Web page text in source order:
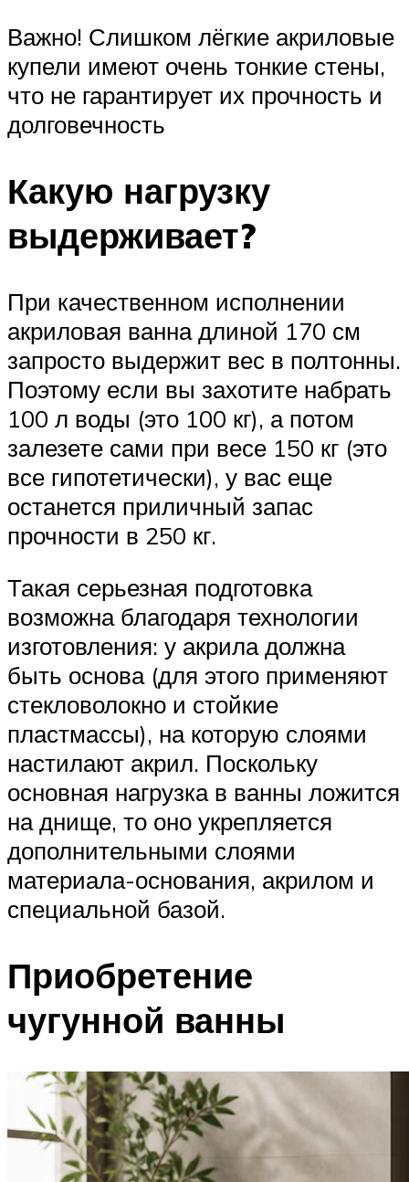
Важно! Слишком лёгкие акриловые
купели имеют очень тонкие стены,
что не гарантирует их прочность и
долговечность
Какую нагрузку
выдерживает?
При качественном исполнении
акриловая ванна длиной 170 см
запросто выдержит вес в полтонны.
Поэтому если вы захотите набрать
100 л воды (это 100 кг), а потом
залезете сами при весе 150 кг (это
все гипотетически), у вас еще
останется приличный запас
прочности в 250 кг.
Такая серьезная подготовка
возможна благодаря технологии
изготовления: у акрила должна
быть основа (для этого применяют
стекловолокно и стойкие
пластмассы), на которую слоями
настилают акрил. Поскольку
основная нагрузка в ванны ложится
на днище, то оно укрепляется
дополнительными слоями
материала-основания, акрилом и
специальной базой.
Приобретение
чугунной ванны